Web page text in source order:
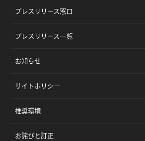
プレスリリース窓口
プレスリリース一覧
お知らせ
サイトポリシー
推奨環境
お詫びと訂正